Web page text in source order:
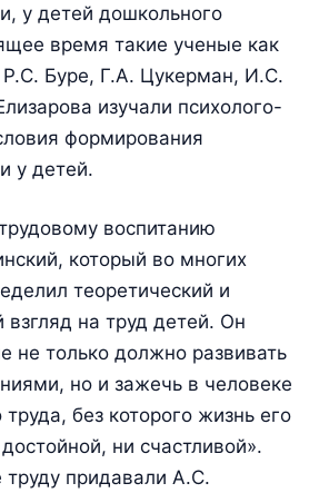
у детей дошкольного
время такие ученые как
Буре, Г.А. Цукерман, И.С.
изучали психолого-
формирования
у детей.
воспитанию
который во многих
теоретический и
взгляд на труд детей. Он
не только должно развивать
но и зажечь в человеке
без которого жизнь его
ни счастливой».
придавали А.С.